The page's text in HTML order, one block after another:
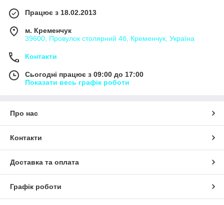
Працює з 18.02.2013
м. Кременчук
39600, Провулок столярний 4б, Кременчук, Україна
Контакти
Сьогодні працює з 09:00 до 17:00
Показати весь графік роботи
Про нас
Контакти
Доставка та оплата
Графік роботи